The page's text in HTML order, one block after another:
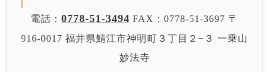
電話： 0778-51-3494 FAX：0778-51-3697 〒
916-0017 福井県鯖江市神明町３丁目２−３ 一乗山
妙法寺